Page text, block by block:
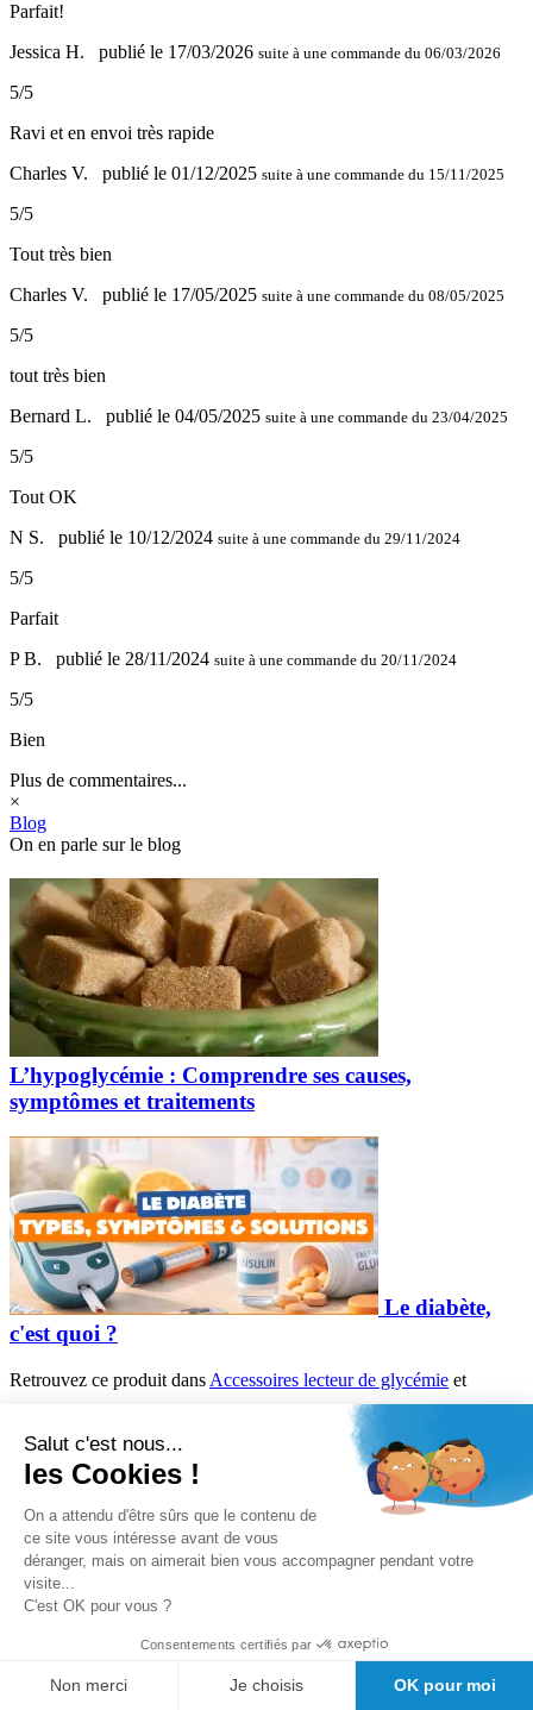
Parfait!
Jessica H.
publié le 17/03/2026 suite à une commande du 06/03/2026
5/5
Ravi et en envoi très rapide
Charles V.
publié le 01/12/2025 suite à une commande du 15/11/2025
5/5
Tout très bien
Charles V.
publié le 17/05/2025 suite à une commande du 08/05/2025
5/5
tout très bien
Bernard L.
publié le 04/05/2025 suite à une commande du 23/04/2025
5/5
Tout OK
N S.
publié le 10/12/2024 suite à une commande du 29/11/2024
5/5
Parfait
P B.
publié le 28/11/2024 suite à une commande du 20/11/2024
5/5
Bien
Plus de commentaires...
×
Blog
On en parle sur le blog
L’hypoglycémie : Comprendre ses causes,
symptômes et traitements
Le diabète,
c'est quoi ?
Retrouvez ce produit dans Accessoires lecteur de glycémie et
Accessoires diagnostic
Beurer
Mentions obligatoires :
au titre de cette règlementation, le marquage CE.
Bandelettes de test Beurer GL50 et GL44 boîte de
Salut c'est nous...
les Cookies !
On a attendu d'être sûrs que le contenu de
ce site vous intéresse avant de vous
déranger, mais on aimerait bien vous accompagner pendant votre
visite...
C'est OK pour vous ?
Consentements certifiés par
Non merci Je choisis OK pour moi